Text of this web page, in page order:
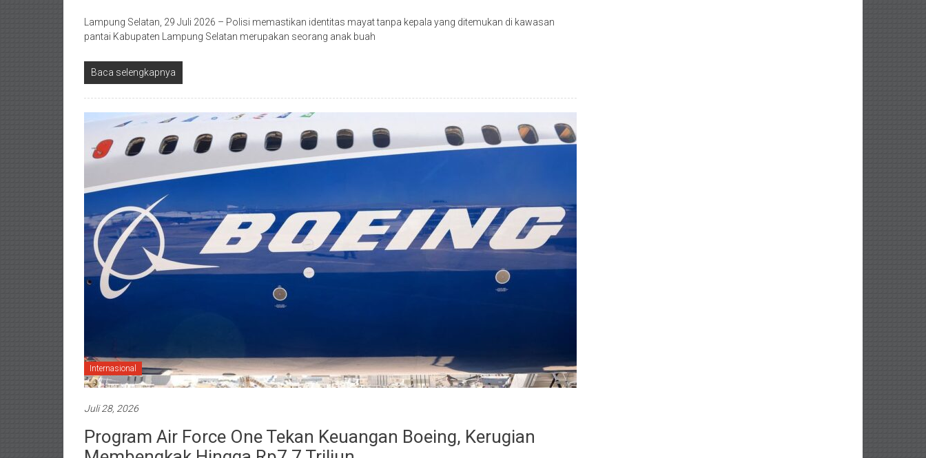
Lampung Selatan, 29 Juli 2026 – Polisi memastikan identitas mayat tanpa kepala yang ditemukan di kawasan
pantai Kabupaten Lampung Selatan merupakan seorang anak buah
Baca selengkapnya
Internasional
Juli 28, 2026
Program Air Force One Tekan Keuangan Boeing, Kerugian